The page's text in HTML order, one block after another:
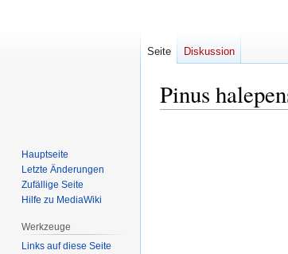
Pinus
Seite Diskussion
Hauptseite
Letzte Änderungen
Zufällige Seite
Hilfe zu MediaWiki
Werkzeuge
Links auf diese Seite